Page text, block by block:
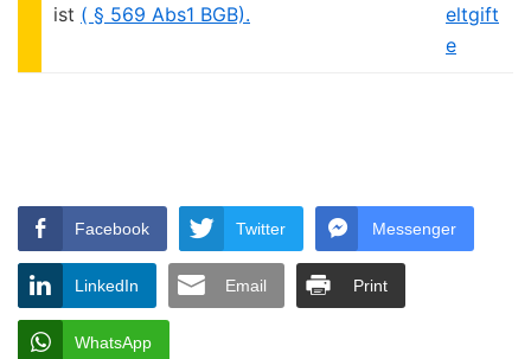
ist ( § 569 Abs1 BGB).
eltgift
e
Facebook Twitter Messenger
LinkedIn Email Print
WhatsApp